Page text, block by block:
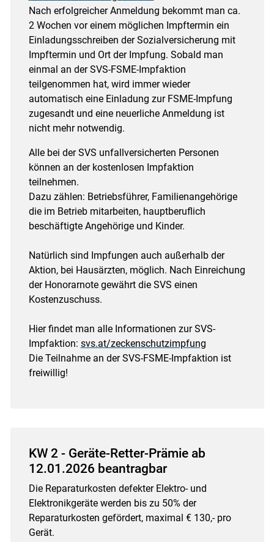
Nach erfolgreicher Anmeldung bekommt man ca.
2 Wochen vor einem möglichen Impftermin ein
Einladungsschreiben der Sozialversicherung mit
Impftermin und Ort der Impfung. Sobald man
einmal an der SVS-FSME-Impfaktion
teilgenommen hat, wird immer wieder
automatisch eine Einladung zur FSME-Impfung
zugesandt und eine neuerliche Anmeldung ist
nicht mehr notwendig.
Alle bei der SVS unfallversicherten Personen
können an der kostenlosen Impfaktion
teilnehmen.
Dazu zählen: Betriebsführer, Familienangehörige
die im Betrieb mitarbeiten, hauptberuflich
beschäftigte Angehörige und Kinder.
Natürlich sind Impfungen auch außerhalb der
Aktion, bei Hausärzten, möglich. Nach Einreichung
der Honorarnote gewährt die SVS einen
Kostenzuschuss.
Hier findet man alle Informationen zur SVS-
Impfaktion: svs.at/zeckenschutzimpfung
Die Teilnahme an der SVS-FSME-Impfaktion ist
freiwillig!
KW 2 - Geräte-Retter-Prämie ab
12.01.2026 beantragbar
Die Reparaturkosten defekter Elektro- und
Elektronikgeräte werden bis zu 50% der
Reparaturkosten gefördert, maximal € 130,- pro
Gerät.